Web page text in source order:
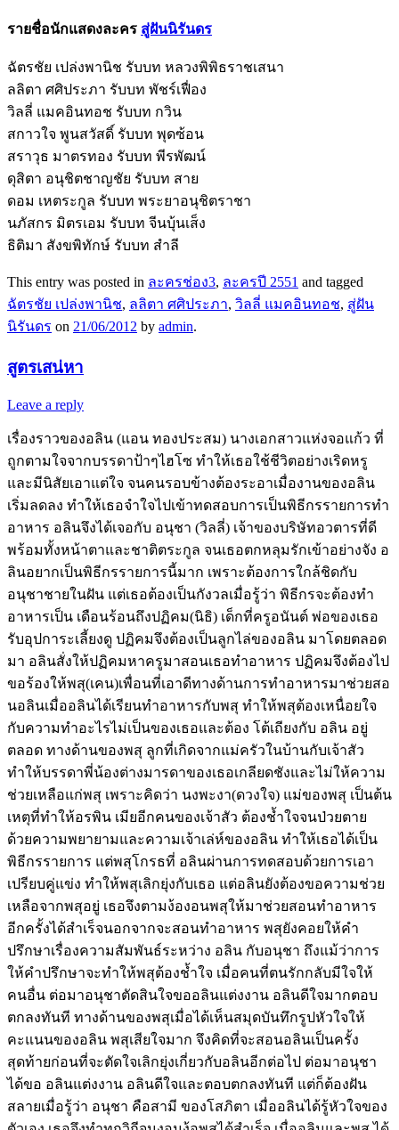
รายชื่อนักแสดงละคร สู่ฝันนิรันดร
ฉัตรชัย เปล่งพานิช รับบท หลวงพิพิธราชเสนา
ลลิตา ศศิประภา รับบท พัชร์เฟื่อง
วิลลี่ แมคอินทอช รับบท กวิน
สกาวใจ พูนสวัสดิ์ รับบท พุดซ้อน
สราวุธ มาตรทอง รับบท พีรพัฒน์
ดุสิตา อนุชิตชาญชัย รับบท สาย
ดอม เหตระกูล รับบท พระยาอนุชิตราชา
นภัสกร มิตรเอม รับบท จีนบุ้นเส็ง
ธิติมา สังขพิทักษ์ รับบท สำลี
This entry was posted in ละครช่อง3, ละครปี 2551 and tagged
ฉัตรชัย เปล่งพานิช, ลลิตา ศศิประภา, วิลลี่ แมคอินทอช, สู่ฝัน
นิรันดร on 21/06/2012 by admin.
สูตรเสน่หา
Leave a reply
เรื่องราวของอลิน (แอน ทองประสม) นางเอกสาวแห่งจอแก้ว ที่
ถูกตามใจจากบรรดาป้าๆไฮโซ ทำให้เธอใช้ชีวิตอย่างเริดหรู
และมีนิสัยเอาแต่ใจ จนคนรอบข้างต้องระอาเมื่องานของอลิน
เริ่มลดลง ทำให้เธอจำใจไปเข้าทดสอบการเป็นพิธีกรรายการทำ
อาหาร อลินจึงได้เจอกับ อนุชา (วิลลี่) เจ้าของบริษัทอวตารที่ดี
พร้อมทั้งหน้าตาและชาติตระกูล จนเธอตกหลุมรักเข้าอย่างจัง อ
ลินอยากเป็นพิธีกรรายการนี้มาก เพราะต้องการใกล้ชิดกับ
อนุชาชายในฝัน แต่เธอต้องเป็นกังวลเมื่อรู้ว่า พิธีกรจะต้องทำ
อาหารเป็น เดือนร้อนถึงปฏิคม(นิธิ) เด็กที่ครูอนันต์ พ่อของเธอ
รับอุปการะเลี้ยงดู ปฏิคมจึงต้องเป็นลูกไล่ของอลิน มาโดยตลอด
มา อลินสั่งให้ปฏิคมหาครูมาสอนเธอทำอาหาร ปฏิคมจึงต้องไป
ขอร้องให้พสุ(เคน)เพื่อนที่เอาดีทางด้านการทำอาหารมาช่วยสอ
นอลินเมื่ออลินได้เรียนทำอาหารกับพสุ ทำให้พสุต้องเหนื่อยใจ
กับความทำอะไรไม่เป็นของเธอและต้อง โต้เถียงกับ อลิน อยู่
ตลอด ทางด้านของพสุ ลูกที่เกิดจากแม่ครัวในบ้านกับเจ้าสัว
ทำให้บรรดาพี่น้องต่างมารดาของเธอเกลียดชังและไม่ให้ความ
ช่วยเหลือแก่พสุ เพราะคิดว่า นงพะงา(ดวงใจ) แม่ของพสุ เป็นต้น
เหตุที่ทำให้อรพิน เมียอีกคนของเจ้าสัว ต้องช้ำใจจนป่วยตาย
ด้วยความพยายามและความเจ้าเล่ห์ของอลิน ทำให้เธอได้เป็น
พิธีกรรายการ แต่พสุโกรธที่ อลินผ่านการทดสอบด้วยการเอา
เปรียบคู่แข่ง ทำให้พสุเลิกยุ่งกับเธอ แต่อลินยังต้องขอความช่วย
เหลือจากพสุอยู่ เธอจึงตามง้องอนพสุให้มาช่วยสอนทำอาหาร
อีกครั้งได้สำเร็จนอกจากจะสอนทำอาหาร พสุยังคอยให้คำ
ปรึกษาเรื่องความสัมพันธ์ระหว่าง อลิน กับอนุชา ถึงแม้ว่าการ
ให้คำปรึกษาจะทำให้พสุต้องช้ำใจ เมื่อคนที่ตนรักกลับมีใจให้
คนอื่น ต่อมาอนุชาตัดสินใจขออลินแต่งงาน อลินดีใจมากตอบ
ตกลงทันที ทางด้านของพสุเมื่อได้เห็นสมุดบันทึกรูปหัวใจให้
คะแนนของอลิน พสุเสียใจมาก จึงคิดที่จะสอนอลินเป็นครั้ง
สุดท้ายก่อนที่จะตัดใจเลิกยุ่งเกี่ยวกับอลินอีกต่อไป ต่อมาอนุชา
ได้ขอ อลินแต่งงาน อลินดีใจและตอบตกลงทันที แต่ก็ต้องฝัน
สลายเมื่อรู้ว่า อนุชา คือสามี ของโสภิตา เมื่ออลินได้รู้หัวใจของ